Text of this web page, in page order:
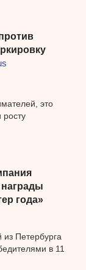
это
росту
года»
Петербурга
в 11